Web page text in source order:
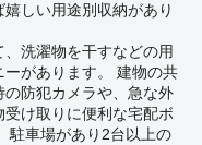
しい用途別収納があり
洗濯物を干すなどの用
があります。 建物の共
防犯カメラや、急な外
け取りに便利な宅配ボ
駐車場があり2台以上の